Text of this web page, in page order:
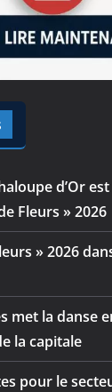
d’Or
Fleurs » 2026
» 2026
met la danse
la capitale
pour le